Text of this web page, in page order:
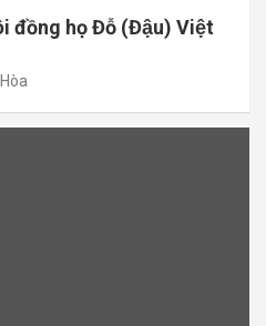
đồng họ Đỗ (Đậu) Việt